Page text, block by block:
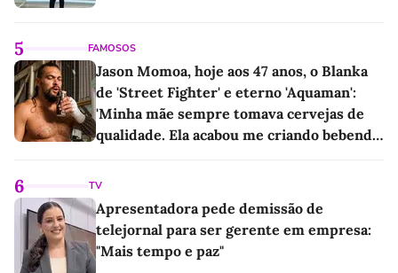
5 FAMOSOS
Jason Momoa, hoje aos 47 anos, o Blanka
de 'Street Fighter' e eterno 'Aquaman':
'Minha mãe sempre tomava cervejas de
qualidade. Ela acabou me criando bebendo
6 TV
Apresentadora pede demissão de
telejornal para ser gerente em empresa:
"Mais tempo e paz"